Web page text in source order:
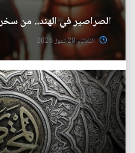
الصراصير في الهند.. من
الثلاثاء 28 تموز 2026